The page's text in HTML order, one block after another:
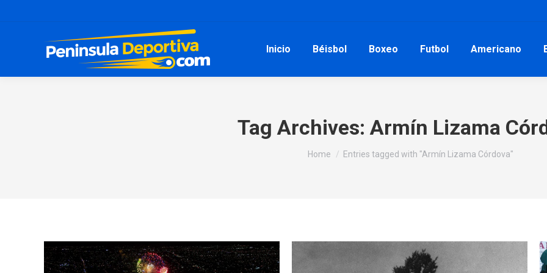
Inicio Béisbol Boxeo Futbol Americano
Tag Archives: Armín Lizama
You are here:
Home Entries tagged with "Armín Lizama Córdova"